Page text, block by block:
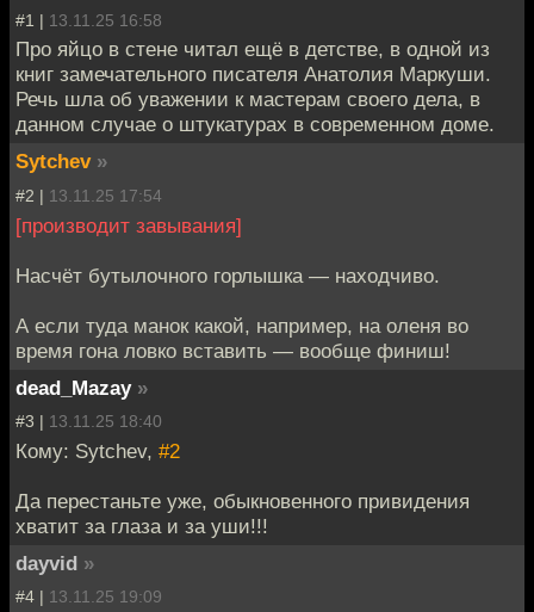
#1 | 13.11.25 16:58
Про яйцо в стене читал ещё в детстве, в одной из
книг замечательного писателя Анатолия Маркуши.
Речь шла об уважении к мастерам своего дела, в
данном случае о штукатурах в современном доме.
Sytchev »
#2 | 13.11.25 17:54
[производит завывания]
Насчёт бутылочного горлышка — находчиво.
А если туда манок какой, например, на оленя во
время гона ловко вставить — вообще финиш!
dead_Mazay »
#3 | 13.11.25 18:40
Кому: Sytchev, #2
Да перестаньте уже, обыкновенного привидения
хватит за глаза и за уши!!!
dayvid »
#4 | 13.11.25 19:09